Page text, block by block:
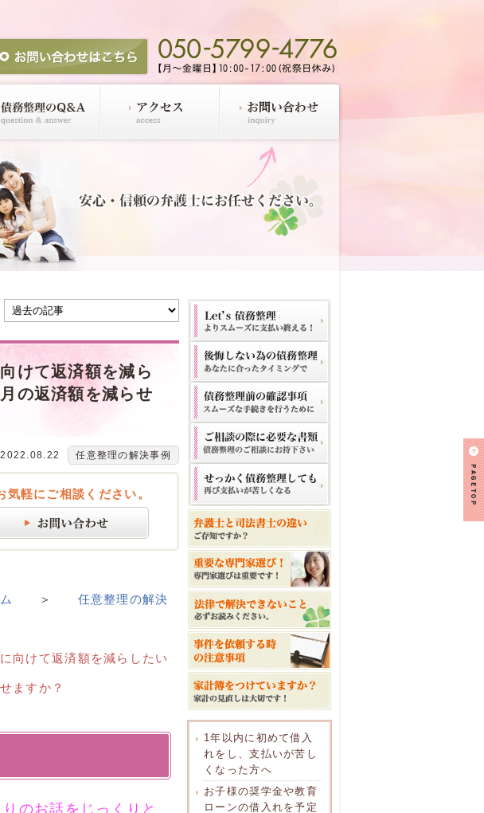
けて返済額を減ら
の返済額を減らせ
2022.08.22 任意整理の解決事例
軽にご相談ください。
＞ 任意整理の解決
向けて返済額を減らしたい
ますか？
のお話をじっくりと
1年以内に初めて借入
れをし、支払いが苦し
くなった方へ
お子様の奨学金や教育
ローンの借入れを予定